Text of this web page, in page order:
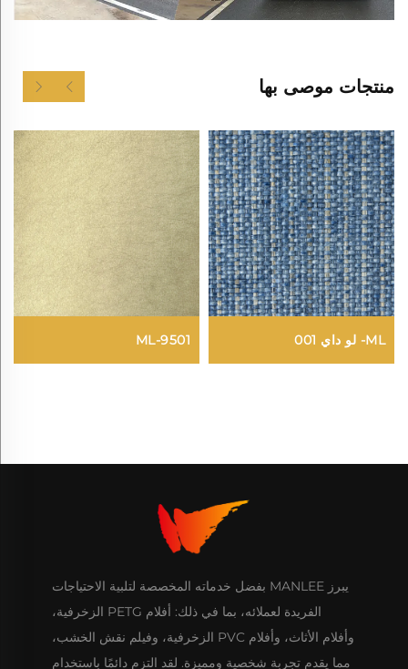
منتجات موصى بها
ML- لو داي 001 ML-9501
يبرز MANLEE بفضل خدماته المخصصة لتلبية الاحتياجات
الفريدة لعملائه، بما في ذلك: أفلام PETG الزخرفية،
وأفلام الأثاث، وأفلام PVC الزخرفية، وفيلم نقش الخشب،
مما يقدم تجربة شخصية ومميزة. لقد التزم دائمًا باستخدام